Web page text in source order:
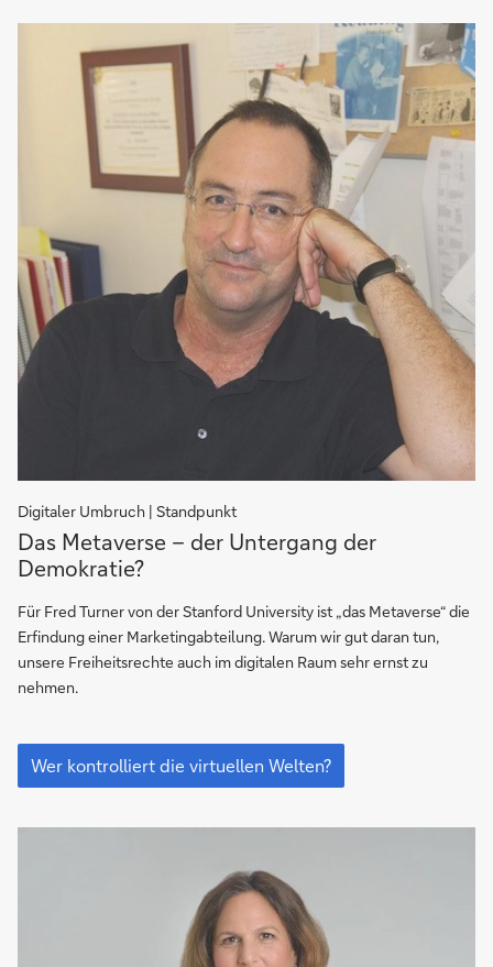
Digitaler Umbruch | Standpunkt
Das
Metaverse
–
der
Untergang
der
Demokratie?
Das Metaverse – der Untergang der
Demokratie?
Für Fred Turner von der Stanford University ist „das Metaverse“ die
Erfindung einer Marketingabteilung. Warum wir gut daran tun,
unsere Freiheitsrechte auch im digitalen Raum sehr ernst zu
nehmen.
Das
Metaverse
–
Untergang
Wer kontrolliert die virtuellen Welten?